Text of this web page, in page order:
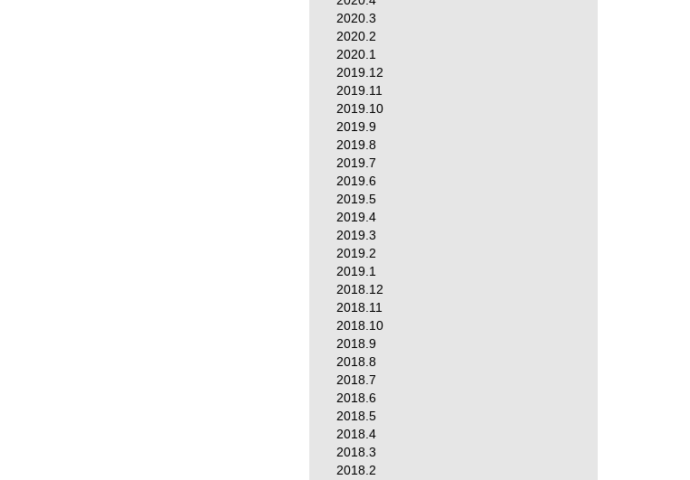
2020.3
2020.2
2020.1
2019.12
2019.11
2019.10
2019.9
2019.8
2019.7
2019.6
2019.5
2019.4
2019.3
2019.2
2019.1
2018.12
2018.11
2018.10
2018.9
2018.8
2018.7
2018.6
2018.5
2018.4
2018.3
2018.2